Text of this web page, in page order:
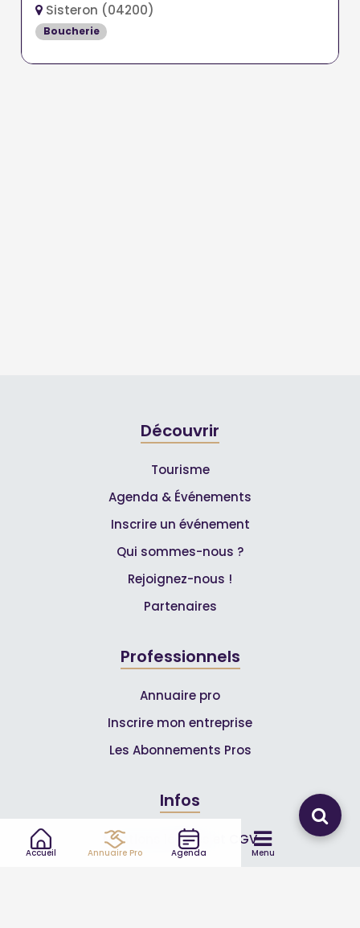
Accueil Annuaire Pro Agenda Menu
Sisteron (04200)
Boucherie
Découvrir
Tourisme
Agenda & Événements
Inscrire un événement
Qui sommes-nous ?
Rejoignez-nous !
Partenaires
Professionnels
Annuaire pro
Inscrire mon entreprise
Les Abonnements Pros
Infos
Mentions légales et CGV